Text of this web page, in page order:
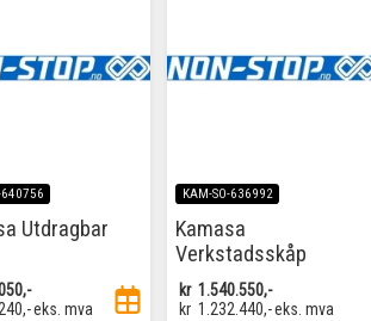
640756
Utdragbar
eks. mva
KAM-SO-636992
Kamasa
Verkstadsskåp
kr 1.540.550,-
kr 1.232.440,-eks. mva